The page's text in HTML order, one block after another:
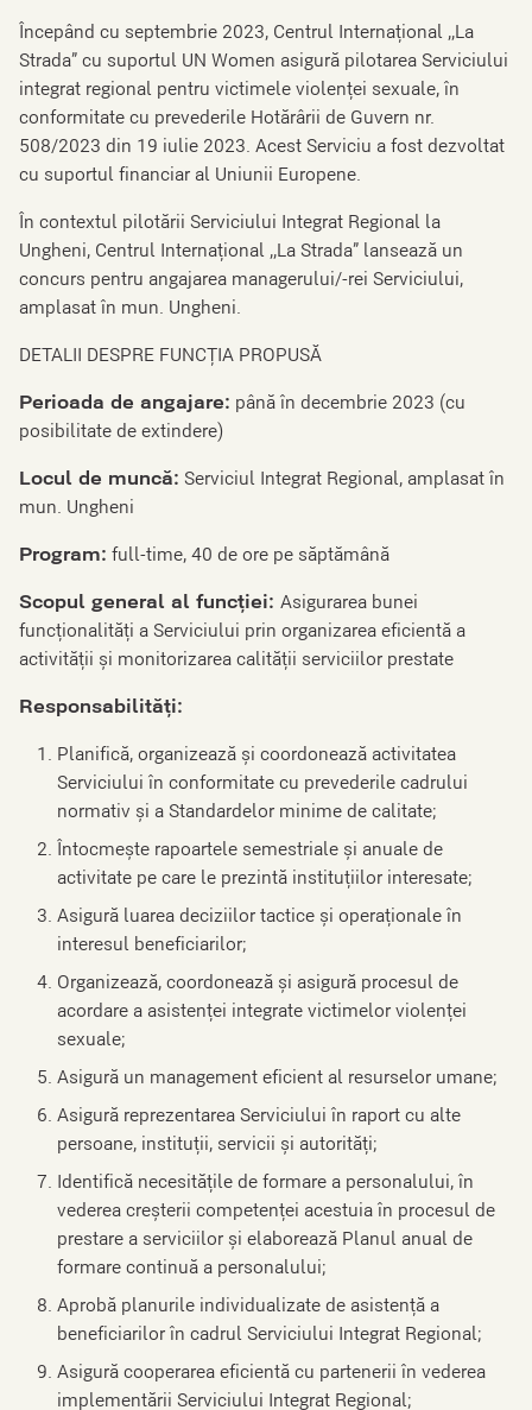
Începând cu septembrie 2023, Centrul Internațional ,,La
Strada” cu suportul UN Women asigură pilotarea Serviciului
integrat regional pentru victimele violenței sexuale, în
conformitate cu prevederile Hotărârii de Guvern nr.
508/2023 din 19 iulie 2023. Acest Serviciu a fost dezvoltat
cu suportul financiar al Uniunii Europene.
În contextul pilotării Serviciului Integrat Regional la
Ungheni, Centrul Internațional ,,La Strada” lansează un
concurs pentru angajarea managerului/-rei Serviciului,
amplasat în mun. Ungheni.
DETALII DESPRE FUNCȚIA PROPUSĂ
Perioada de angajare: până în decembrie 2023 (cu
posibilitate de extindere)
Locul de muncă: Serviciul Integrat Regional, amplasat în
mun. Ungheni
Program: full-time, 40 de ore pe săptămână
Scopul general al funcției: Asigurarea bunei
funcționalități a Serviciului prin organizarea eficientă a
activității și monitorizarea calității serviciilor prestate
Responsabilități:
Planifică, organizează și coordonează activitatea
Serviciului în conformitate cu prevederile cadrului
normativ și a Standardelor minime de calitate;
Întocmește rapoartele semestriale și anuale de
activitate pe care le prezintă instituțiilor interesate;
Asigură luarea deciziilor tactice și operaționale în
interesul beneficiarilor;
Organizează, coordonează și asigură procesul de
acordare a asistenței integrate victimelor violenței
sexuale;
Asigură un management eficient al resurselor umane;
Asigură reprezentarea Serviciului în raport cu alte
persoane, instituții, servicii și autorități;
Identifică necesitățile de formare a personalului, în
vederea creșterii competenței acestuia în procesul de
prestare a serviciilor și elaborează Planul anual de
formare continuă a personalului;
Aprobă planurile individualizate de asistență a
beneficiarilor în cadrul Serviciului Integrat Regional;
Asigură cooperarea eficientă cu partenerii în vederea
implementării Serviciului Integrat Regional;